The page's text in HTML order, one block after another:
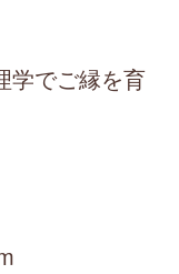
学でご縁を育